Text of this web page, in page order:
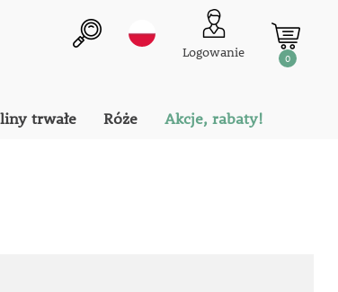
Logowanie 0
trwałe Róże Akcje, rabaty!